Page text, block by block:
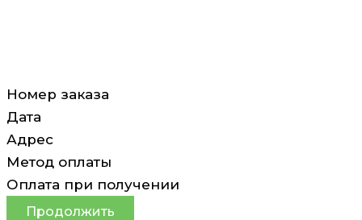
Номер заказа
Дата
Адрес
Метод оплаты
Оплата при получении
Продолжить